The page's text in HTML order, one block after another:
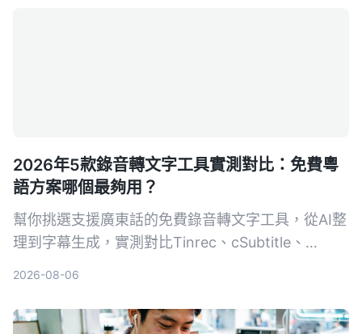
2026年5款錄音轉文字工具實測對比：免費粵
語方案哪個最夠用？
幫你挑選支援廣東話的免費錄音轉文字工具，從AI整
理到字幕生成，實測對比Tinrec、cSubtitle、
2026-08-06